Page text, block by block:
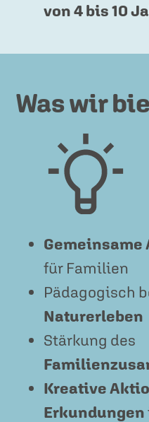
von 4 bis 10
Was wir
für Familien
Pädagogisch
Naturerleben
Stärkung des
Kreative
Erkundungen